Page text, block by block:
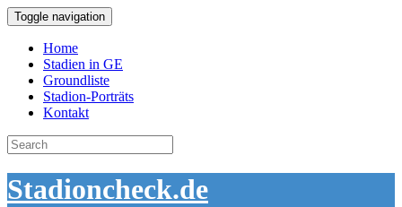
Toggle navigation
Home
Stadien in GE
Groundliste
Stadion-Porträts
Kontakt
Search
for:
Stadioncheck.de